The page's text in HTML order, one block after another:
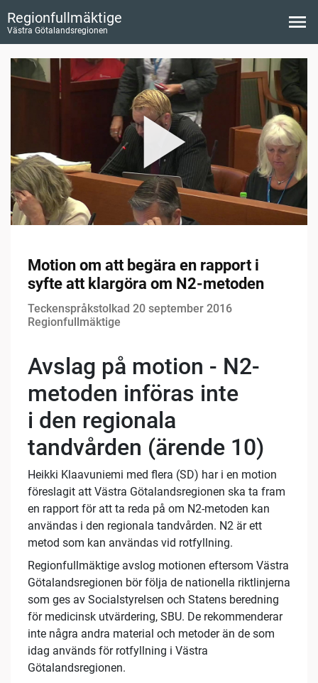
Regionfullmäktige
Västra Götalandsregionen
Motion om att begära en rapport i
syfte att klargöra om N2-metoden
Teckenspråkstolkad 20 september 2016
Regionfullmäktige
Avslag på motion - N2-
metoden införas inte
i den regionala
tandvården (ärende 10)
Heikki Klaavuniemi med flera (SD) har i en motion
föreslagit att Västra Götalandsregionen ska ta fram
en rapport för att ta reda på om N2-metoden kan
användas i den regionala tandvården. N2 är ett
metod som kan användas vid rotfyllning.
Regionfullmäktige avslog motionen eftersom Västra
Götalandsregionen bör följa de nationella riktlinjerna
som ges av Socialstyrelsen och Statens beredning
för medicinsk utvärdering, SBU. De rekommenderar
inte några andra material och metoder än de som
idag används för rotfyllning i Västra
Götalandsregionen.